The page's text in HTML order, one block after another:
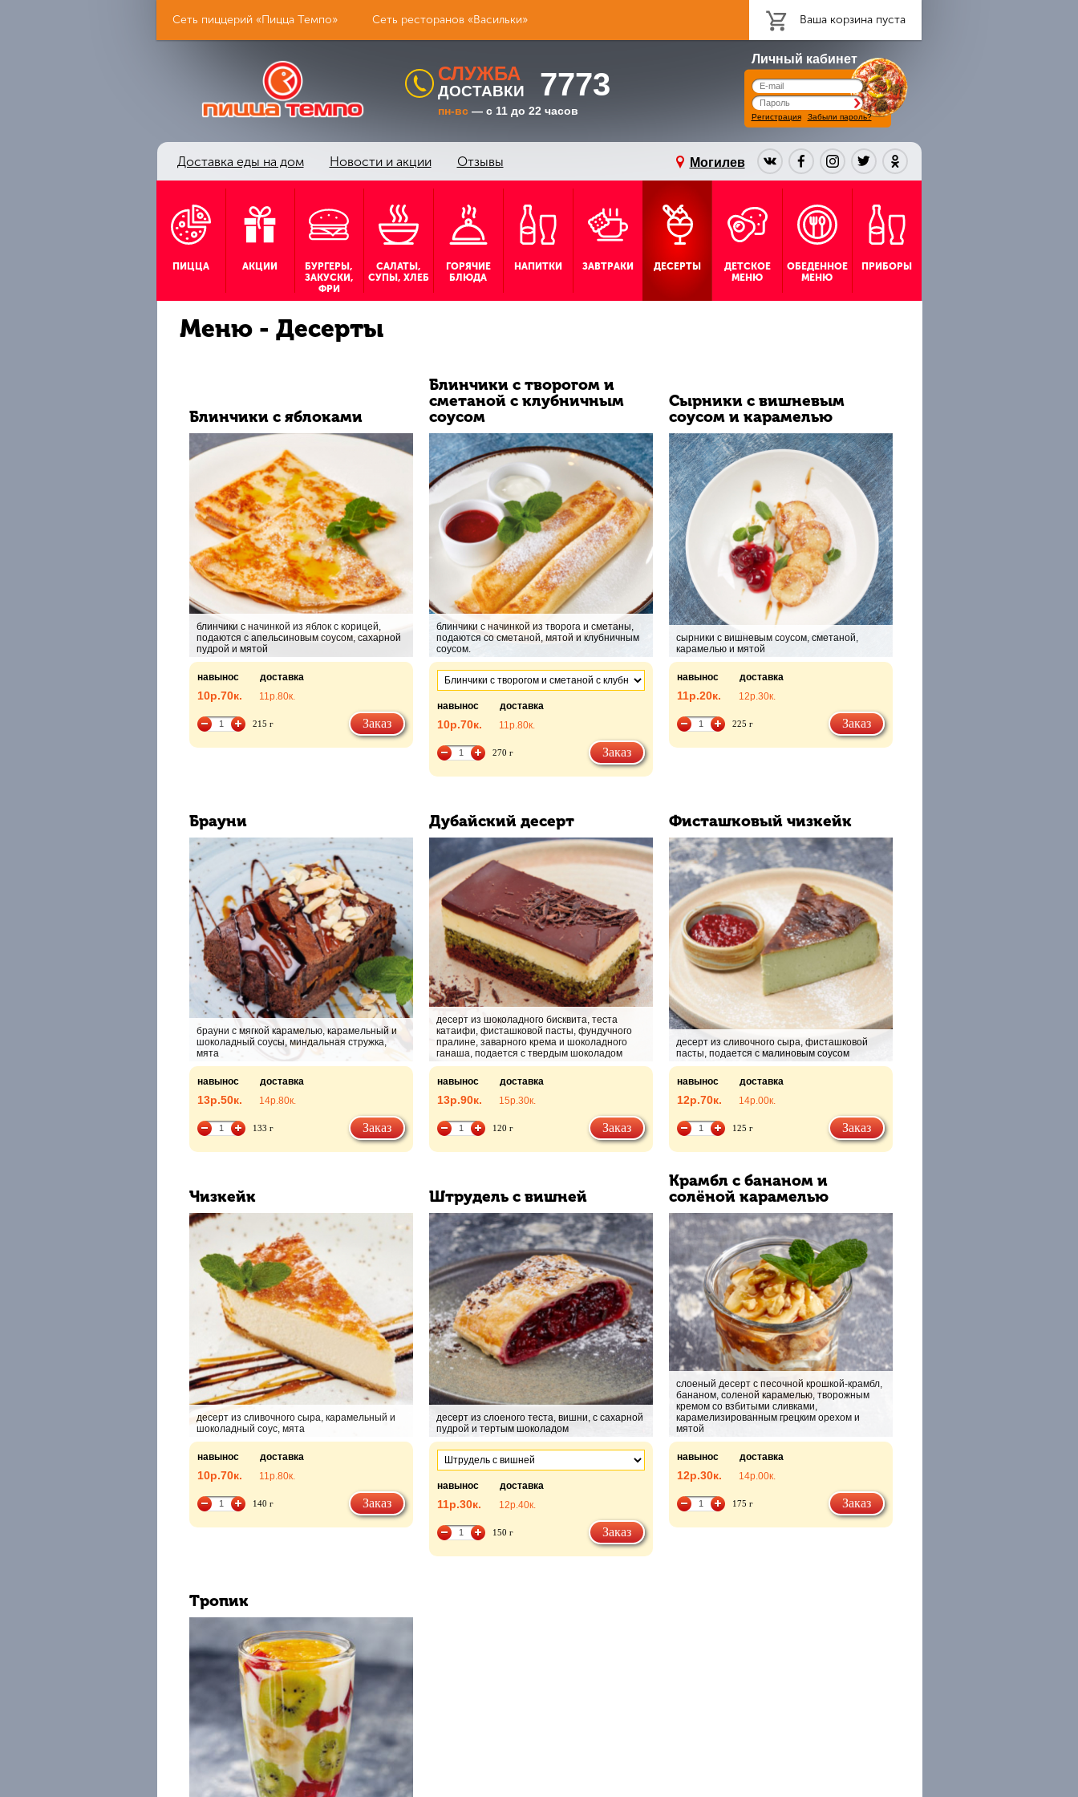
Сеть пиццерий «Пицца Темпо» Сеть ресторанов «Васильки» Ваша корзина пуста
СЛУЖБА
ДОСТАВКИ 7773
пн-вс— с 11 до 22 часов
Личный кабинет
Регистрация Забыли пароль?
Могилев
Доставка еды на дом Новости и акции Отзывы
ПИЦЦА АКЦИИ
БУРГЕРЫ,
ЗАКУСКИ,
ФРИ
САЛАТЫ,
СУПЫ, ХЛЕБ
ГОРЯЧИЕ
БЛЮДА
НАПИТКИ ЗАВТРАКИ ДЕСЕРТЫ
ДЕТСКОЕ
МЕНЮ
ОБЕДЕННОЕ
МЕНЮ
ПРИБОРЫ
Меню - Десерты
Блинчики с яблоками
блинчики с начинкой из яблок с корицей,
подаются с апельсиновым соусом, сахарной
пудрой и мятой
навынос доставка
10р.70к. 11р.80к.
215 г Заказ
Блинчики с творогом и
сметаной с клубничным
соусом
блинчики с начинкой из творога и сметаны,
подаются со сметаной, мятой и клубничным
соусом.
навынос доставка
10р.70к. 11р.80к.
270 г Заказ
Сырники с вишневым
соусом и карамелью
сырники с вишневым соусом, сметаной,
карамелью и мятой
навынос доставка
11р.20к. 12р.30к.
225 г Заказ
Брауни
брауни с мягкой карамелью, карамельный и
шоколадный соусы, миндальная стружка,
мята
навынос доставка
13р.50к. 14р.80к.
133 г Заказ
Дубайский десерт
десерт из шоколадного бисквита, теста
катаифи, фисташковой пасты, фундучного
пралине, заварного крема и шоколадного
ганаша, подается с твердым шоколадом
навынос доставка
13р.90к. 15р.30к.
120 г Заказ
Фисташковый чизкейк
десерт из сливочного сыра, фисташковой
пасты, подается с малиновым соусом
навынос доставка
12р.70к. 14р.00к.
125 г Заказ
Чизкейк
десерт из сливочного сыра, карамельный и
шоколадный соус, мята
навынос доставка
10р.70к. 11р.80к.
140 г Заказ
Штрудель с вишней
десерт из слоеного теста, вишни, с сахарной
пудрой и тертым шоколадом
навынос доставка
11р.30к. 12р.40к.
150 г Заказ
Крамбл с бананом и
солёной карамелью
слоеный десерт с песочной крошкой-крамбл,
бананом, соленой карамелью, творожным
кремом со взбитыми сливками,
карамелизированным грецким орехом и
мятой
навынос доставка
12р.30к. 14р.00к.
175 г Заказ
Тропик